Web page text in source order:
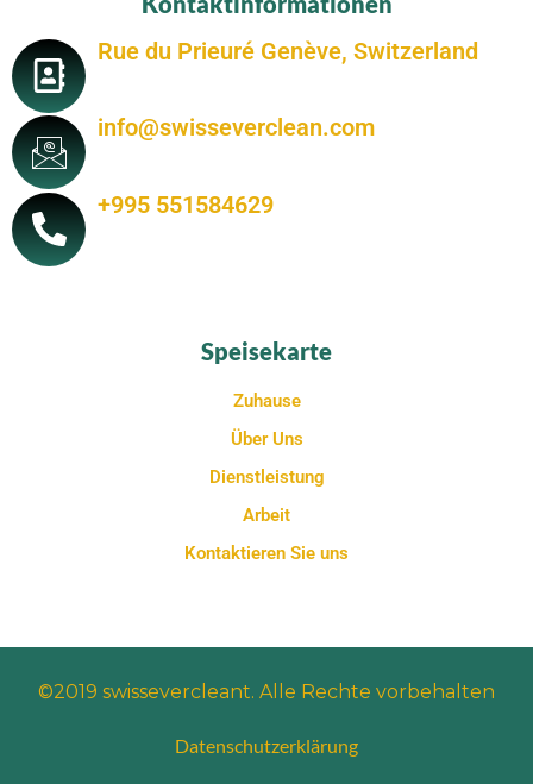
Rue du Prieuré Genève, Switzerland
info@swisseverclean.com
+995 551584629
Speisekarte
Zuhause
Über Uns
Dienstleistung
Arbeit
Kontaktieren Sie uns
©2019 swissevercleant. Alle Rechte vorbehalten
Datenschutzerklärung